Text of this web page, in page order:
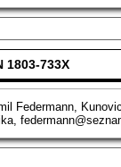
1803-733X
Federmann,